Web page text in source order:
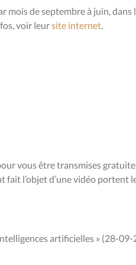
de septembre à juin, dans
voir leursite internet.
vous être transmises
l’objet d’une vidéo portent
artificielles » (28-09-